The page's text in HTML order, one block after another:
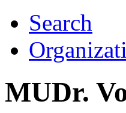
Search
MUDr.